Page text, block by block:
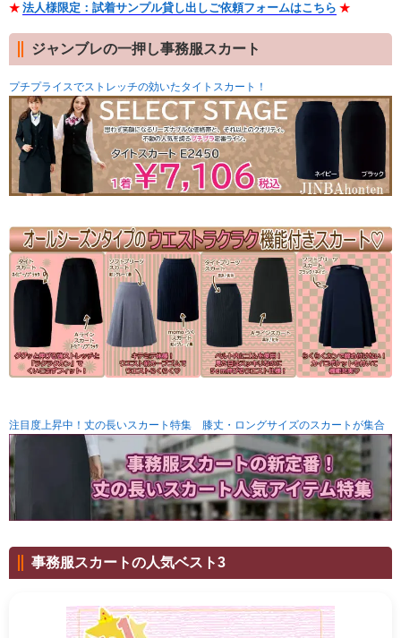
法人様限定：試着サンプル貸し出しご依頼フォームはこちら
ジャンブレの一押し事務服スカート
プチプライスでストレッチの効いたタイトスカート！
注目度上昇中！丈の長いスカート特集 膝丈・ロングサイズのスカートが集合
事務服スカートの人気ベスト3